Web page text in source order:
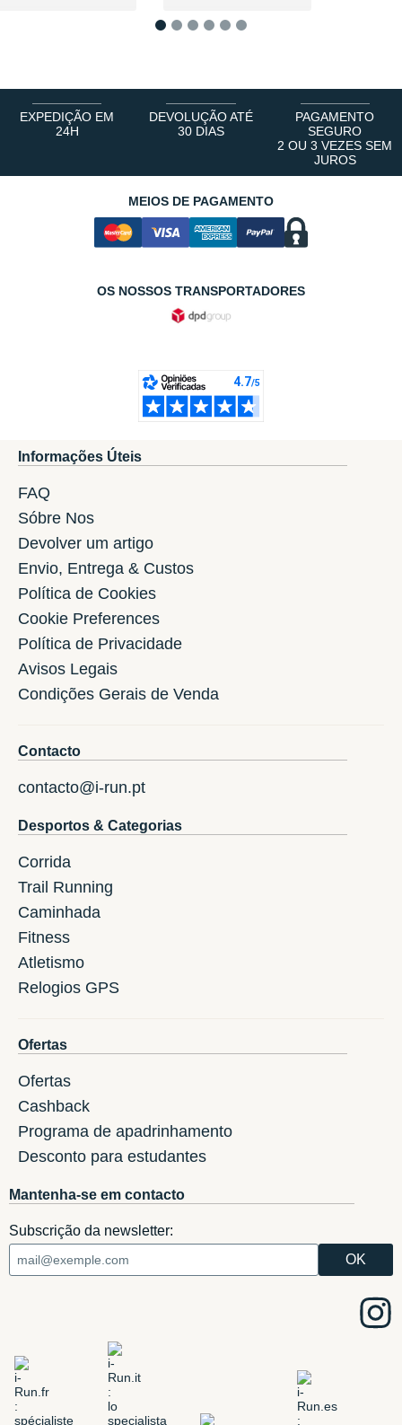
EXPEDIÇÃO EM
24H
DEVOLUÇÃO ATÉ
30 DIAS
PAGAMENTO
SEGURO
2 OU 3 VEZES SEM
JUROS
MEIOS DE PAGAMENTO
OS NOSSOS TRANSPORTADORES
Informações Úteis
FAQ
Sóbre Nos
Devolver um artigo
Envio, Entrega & Custos
Política de Cookies
Cookie Preferences
Política de Privacidade
Avisos Legais
Condições Gerais de Venda
Contacto
contacto@i-run.pt
Desportos & Categorias
Corrida
Trail Running
Caminhada
Fitness
Atletismo
Relogios GPS
Ofertas
Ofertas
Cashback
Programa de apadrinhamento
Desconto para estudantes
Mantenha-se em contacto
Subscrição da newsletter: